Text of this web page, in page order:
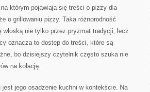
którym pojawiają się treści o pizzy dla
o grillowaniu pizzy. Taka różnorodność
nie tylko przez pryzmat tradycji, lecz
oznacza to dostęp do treści, które są
bo dzisiejszy czytelnik często szuka nie
na kolację.
jego osadzenie kuchni w kontekście. Na